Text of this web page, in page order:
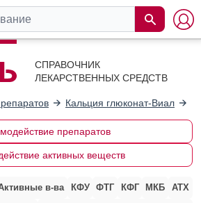
СПРАВОЧНИК
ЛЕКАРСТВЕННЫХ СРЕДСТВ
Кальция глюконат-Виал
препаратов
активных веществ
в-ва КФУ ФТГ КФГ МКБ АТХ